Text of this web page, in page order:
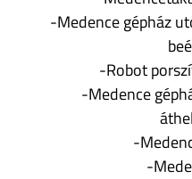
-Medence gépház
-Robot
-Medence
-
-